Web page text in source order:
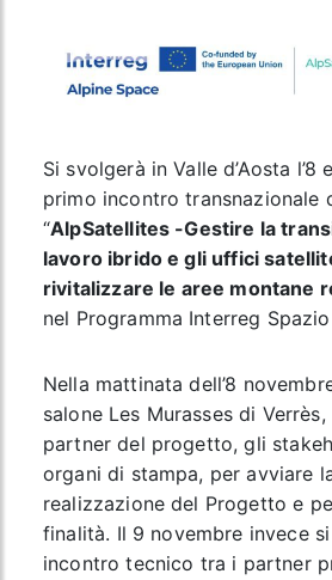
Si svolgerà in Valle d’Aosta
primo incontro transnazionale
“AlpSatellites -Gestire la
lavoro ibrido e gli uffici
rivitalizzare le aree montane
nel Programma Interreg
Nella mattinata dell’8
salone Les Murasses di
partner del progetto, gli
organi di stampa, per avviare
realizzazione del Progetto e
finalità. Il 9 novembre invece
incontro tecnico tra i partner